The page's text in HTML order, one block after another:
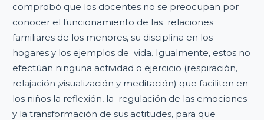
comprobó que los docentes no se preocupan por
conocer el funcionamiento de las relaciones
familiares de los menores, su disciplina en los
hogares y los ejemplos de vida. Igualmente, estos no
efectúan ninguna actividad o ejercicio (respiración,
relajación ,visualización y meditación) que faciliten en
los niños la reflexión, la regulación de las emociones
y la transformación de sus actitudes, para que